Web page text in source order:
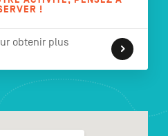
!
obtenir plus